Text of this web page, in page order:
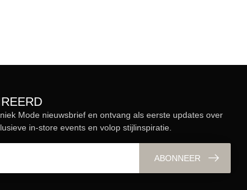
Mode nieuwsbrief en ontvang als eerste updates over
in-store events en volop stijlinspiratie.
ABONNEER